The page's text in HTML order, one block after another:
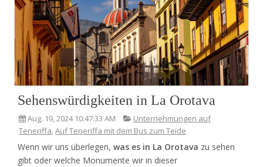
Sehenswürdigkeiten in La Orotava
Aug. 19, 2024 10:47:33 AM
Unternehmungen auf
Teneriffa,Auf Teneriffa mit dem Bus zum Teide
Wenn wir uns überlegen, was es in La Orotava zu sehen
gibt oder welche Monumente wir in dieser